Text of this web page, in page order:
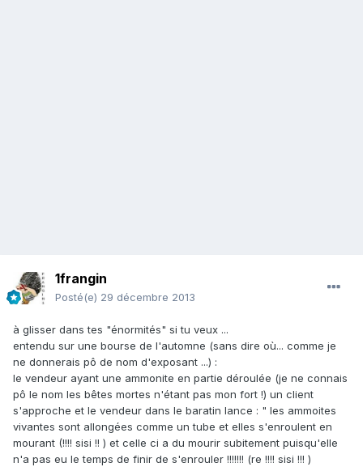
1frangin
Posté(e) 29 décembre 2013
à glisser dans tes "énormités" si tu veux ...
entendu sur une bourse de l'automne (sans dire où... comme je
ne donnerais pô de nom d'exposant ...) :
le vendeur ayant une ammonite en partie déroulée (je ne connais
pô le nom les bêtes mortes n'étant pas mon fort !) un client
s'approche et le vendeur dans le baratin lance : " les ammoites
vivantes sont allongées comme un tube et elles s'enroulent en
mourant (!!!! sisi !! ) et celle ci a du mourir subitement puisqu'elle
n'a pas eu le temps de finir de s'enrouler !!!!!!! (re !!!! sisi !!! )